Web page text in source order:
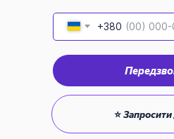
+380
⭐